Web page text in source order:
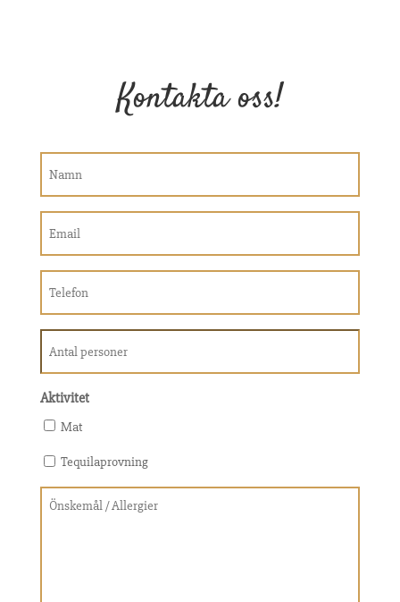
Kontakta oss!
(Required)
(Required)
(Required)
personer
Aktivitet
Mat
Tequilaprovning
Önskemål